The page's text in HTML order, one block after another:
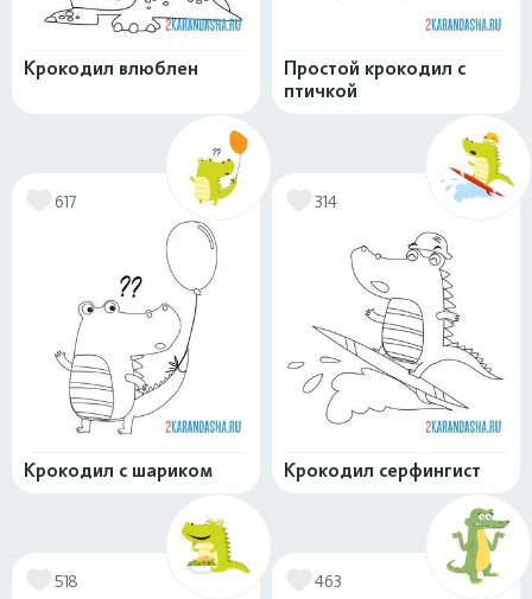
Крокодил влюблен
Простой крокодил с
птичкой
617
Крокодил с шариком
314
Крокодил серфингист
518 463